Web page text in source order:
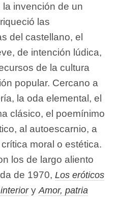
invención de un
las
del castellano, el
de intención lúdica,
de la cultura
popular. Cercano a
la oda elemental, el
clásico, el poemínimo
al autoescarnio, a
moral o estética.
los de largo aliento
de 1970, Los eróticos
y Amor, patria